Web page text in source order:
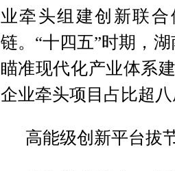
业牵头组建创新联
链。“十四五”时期，
瞄准现代化产业体系
企业牵头项目占比超
高能级创新平台拔